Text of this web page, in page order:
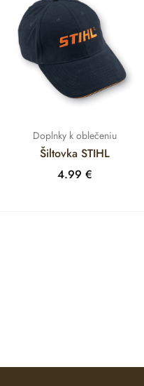
Doplnky k oblečeniu
Šiltovka STIHL
4.99 €